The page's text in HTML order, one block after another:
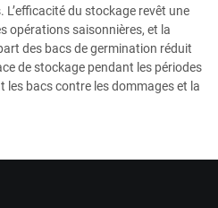
du stockage revêt une
opérations saisonnières, et la
des bacs de germination réduit
de stockage pendant les périodes
les bacs contre les dommages et la